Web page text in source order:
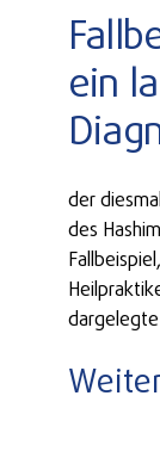
ein
der
des